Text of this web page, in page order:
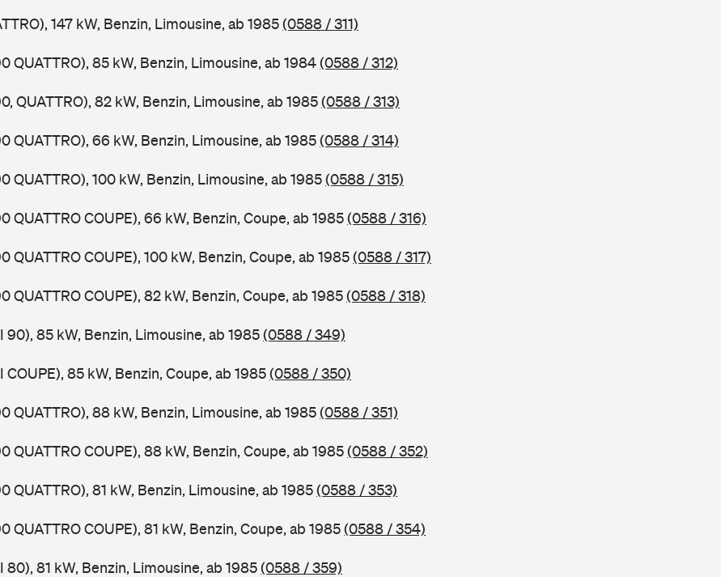
147 kW, Benzin, Limousine, ab 1985(0588 / 311)
QUATTRO), 85 kW, Benzin, Limousine, ab 1984(0588 / 312)
QUATTRO), 82 kW, Benzin, Limousine, ab 1985(0588 / 313)
QUATTRO), 66 kW, Benzin, Limousine, ab 1985(0588 / 314)
QUATTRO), 100 kW, Benzin, Limousine, ab 1985(0588 / 315)
QUATTRO COUPE), 66 kW, Benzin, Coupe, ab 1985(0588 / 316)
QUATTRO COUPE), 100 kW, Benzin, Coupe, ab 1985(0588 / 317)
QUATTRO COUPE), 82 kW, Benzin, Coupe, ab 1985(0588 / 318)
90), 85 kW, Benzin, Limousine, ab 1985(0588 / 349)
COUPE), 85 kW, Benzin, Coupe, ab 1985(0588 / 350)
QUATTRO), 88 kW, Benzin, Limousine, ab 1985(0588 / 351)
QUATTRO COUPE), 88 kW, Benzin, Coupe, ab 1985(0588 / 352)
QUATTRO), 81 kW, Benzin, Limousine, ab 1985(0588 / 353)
QUATTRO COUPE), 81 kW, Benzin, Coupe, ab 1985(0588 / 354)
80), 81 kW, Benzin, Limousine, ab 1985(0588 / 359)